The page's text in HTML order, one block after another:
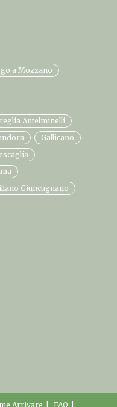
a Mozzano
Antelminelli
Gallicano
Giuncugnano
Arrivare FAQ